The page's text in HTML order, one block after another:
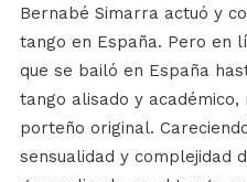
Bernabé Simarra actuó y
tango en España. Pero en
que se bailó en España
tango alisado y
porteño original.
sensualidad y complejidad